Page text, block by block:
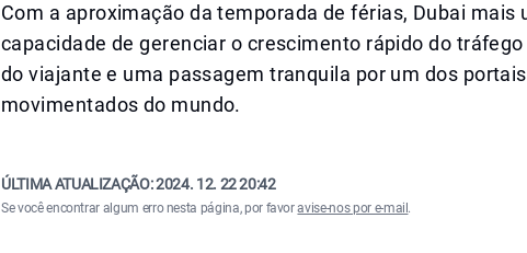
Com a aproximação da temporada de férias, Dubai mais
capacidade de gerenciar o crescimento rápido do
do viajante e uma passagem tranquila por um dos
movimentados do mundo.
ÚLTIMA ATUALIZAÇÃO:2024. 12. 22 20:42
Se você encontrar algum erro nesta página, por favoravise-nos por e-mail .